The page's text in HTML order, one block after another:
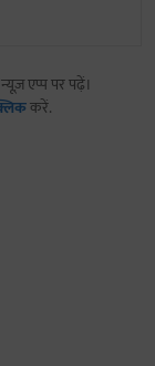
एप्प पर पढ़ें।
करें.